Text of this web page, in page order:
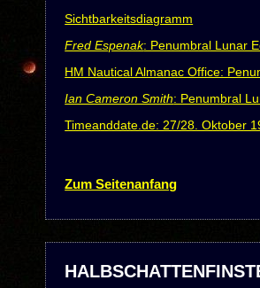
Sichtbarkeitsdiagramm
Fred Espenak: Penumbral Lunar
HM Nautical Almanac Office:
Ian Cameron Smith: Penumbral
Timeanddate.de: 27/28. Oktober
Zum Seitenanfang